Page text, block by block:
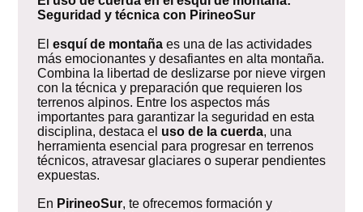
Seguridad y técnica con PirineoSur
El esquí de montañaes una de las actividades
más emocionantes y desafiantes en alta montaña.
Combina la libertad de deslizarse por nieve virgen
con la técnica y preparación que requieren los
terrenos alpinos. Entre los aspectos más
importantes para garantizar la seguridad en esta
disciplina, destaca el uso de la cuerda, una
herramienta esencial para progresar en terrenos
técnicos, atravesar glaciares o superar pendientes
expuestas.
En PirineoSur, te ofrecemos formación y